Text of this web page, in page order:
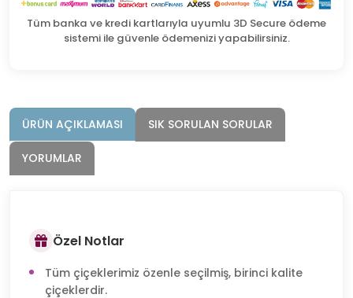
Tüm banka ve kredi kartlarıyla uyumlu 3D Secure ödeme
sistemi ile güvenle ödemenizi yapabilirsiniz.
ÜRÜN AÇIKLAMASI SIK SORULAN SORULAR
YORUMLAR
Özel Notlar
Tüm çiçeklerimiz özenle seçilmiş, birinci kalite
çiçeklerdir.